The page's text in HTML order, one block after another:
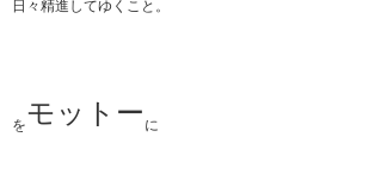
日々精進してゆくこと。
をモットー に